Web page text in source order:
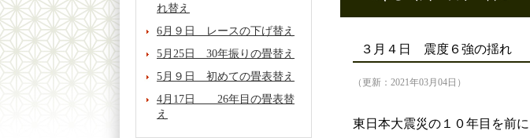
３月４日 震度６強の揺れ
（更新：2021年03月04日）
東日本大震災の１０年目を前
れ替え
6月９日 レースの下げ替え
5月25日 30年振りの畳替え
5月９日 初めての畳表替え
4月17日 26年目の畳表替
え